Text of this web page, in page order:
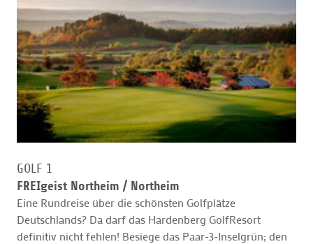
GOLF 1
FREIgeist Northeim / Northeim
Eine Rundreise über die schönsten Golfplätze
Deutschlands? Da darf das Hardenberg GolfResort
definitiv nicht fehlen! Besiege das Paar-3-Inselgrün; den